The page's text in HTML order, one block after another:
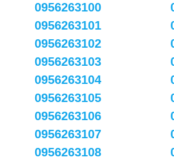
0956263100
0956263101
0956263102
0956263103
0956263104
0956263105
0956263106
0956263107
0956263108